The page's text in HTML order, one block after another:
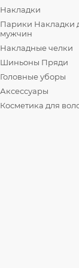
Накладки
Парики Накладки
мужчин
Накладные челки
Шиньоны Пряди
Головные уборы
Аксессуары
Косметика для